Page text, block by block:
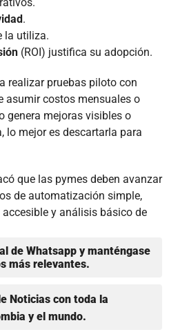
.
la utiliza.
(ROI) justifica su adopción.
realizar pruebas piloto con
asumir costos mensuales o
genera mejoras visibles o
lo mejor es descartarla para
que las pymes deben avanzar
de automatización simple,
y análisis básico de
de Whatsapp y manténgase
más relevantes.
Noticias con toda la
y el mundo.